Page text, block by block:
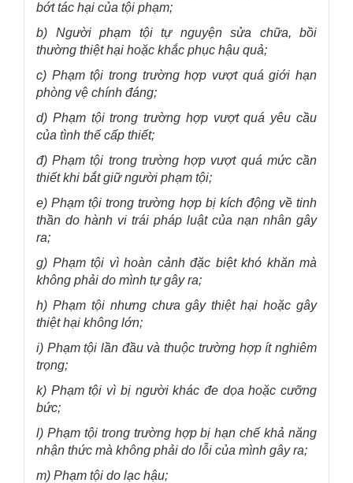
bớt tác hại của tội phạm;
b) Người phạm tội tự nguyện sửa chữa, bồi
thường thiệt hại hoặc khắc phục hậu quả;
c) Phạm tội trong trường hợp vượt quá giới hạn
phòng vệ chính đáng;
d) Phạm tội trong trường hợp vượt quá yêu cầu
của tình thế cấp thiết;
đ) Phạm tội trong trường hợp vượt quá mức cần
thiết khi bắt giữ người phạm tội;
e) Phạm tội trong trường hợp bị kích động về tinh
thần do hành vi trái pháp luật của nạn nhân gây
ra;
g) Phạm tội vì hoàn cảnh đặc biệt khó khăn mà
không phải do mình tự gây ra;
h) Phạm tội nhưng chưa gây thiệt hại hoặc gây
thiệt hại không lớn;
i) Phạm tội lần đầu và thuộc trường hợp ít nghiêm
trọng;
k) Phạm tội vì bị người khác đe dọa hoặc cưỡng
bức;
l) Phạm tội trong trường hợp bị hạn chế khả năng
nhận thức mà không phải do lỗi của mình gây ra;
m) Phạm tội do lạc hậu;